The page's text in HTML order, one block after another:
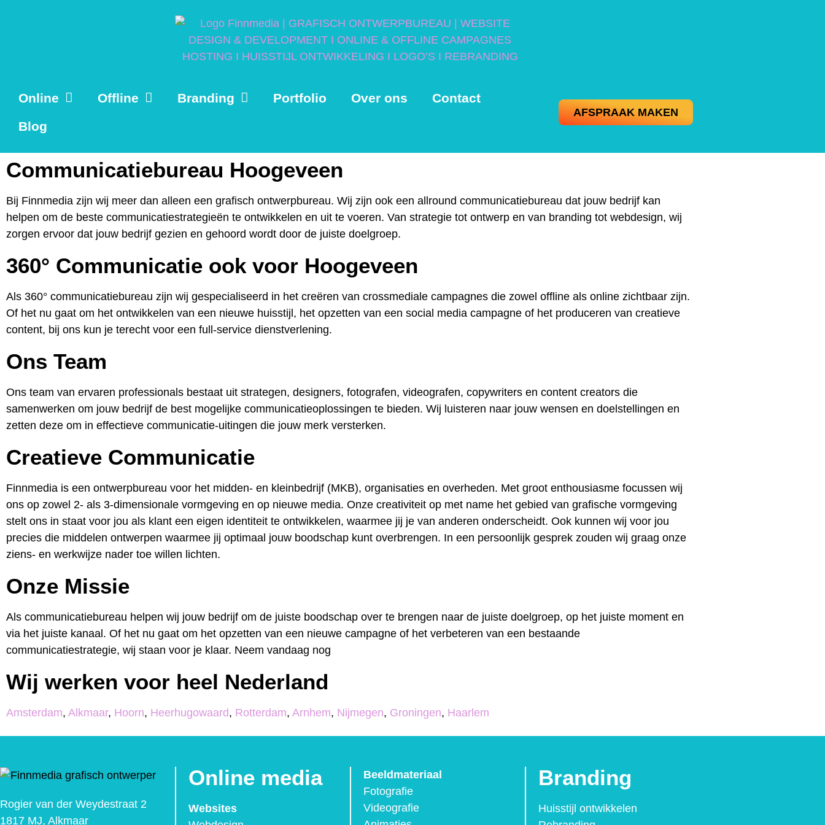
Online Offline Branding Portfolio Over ons Contact
Blog
AFSPRAAK MAKEN
Communicatiebureau Hoogeveen
Bij Finnmedia zijn wij meer dan alleen een grafisch ontwerpbureau. Wij zijn ook een allround communicatiebureau dat jouw bedrijf kan
helpen om de beste communicatiestrategieën te ontwikkelen en uit te voeren. Van strategie tot ontwerp en van branding tot webdesign, wij
zorgen ervoor dat jouw bedrijf gezien en gehoord wordt door de juiste doelgroep.
360° Communicatie ook voor Hoogeveen
Als 360° communicatiebureau zijn wij gespecialiseerd in het creëren van crossmediale campagnes die zowel offline als online zichtbaar zijn.
Of het nu gaat om het ontwikkelen van een nieuwe huisstijl, het opzetten van een social media campagne of het produceren van creatieve
content, bij ons kun je terecht voor een full-service dienstverlening.
Ons Team
Ons team van ervaren professionals bestaat uit strategen, designers, fotografen, videografen, copywriters en content creators die
samenwerken om jouw bedrijf de best mogelijke communicatieoplossingen te bieden. Wij luisteren naar jouw wensen en doelstellingen en
zetten deze om in effectieve communicatie-uitingen die jouw merk versterken.
Creatieve Communicatie
Finnmedia is een ontwerpbureau voor het midden- en kleinbedrijf (MKB), organisaties en overheden. Met groot enthousiasme focussen wij
ons op zowel 2- als 3-dimensionale vormgeving en op nieuwe media. Onze creativiteit op met name het gebied van grafische vormgeving
stelt ons in staat voor jou als klant een eigen identiteit te ontwikkelen, waarmee jij je van anderen onderscheidt. Ook kunnen wij voor jou
precies die middelen ontwerpen waarmee jij optimaal jouw boodschap kunt overbrengen. In een persoonlijk gesprek zouden wij graag onze
ziens- en werkwijze nader toe willen lichten.
Onze Missie
Als communicatiebureau helpen wij jouw bedrijf om de juiste boodschap over te brengen naar de juiste doelgroep, op het juiste moment en
via het juiste kanaal. Of het nu gaat om het opzetten van een nieuwe campagne of het verbeteren van een bestaande
communicatiestrategie, wij staan voor je klaar. Neem vandaag nog
Wij werken voor heel Nederland
Amsterdam, Alkmaar, Hoorn, Heerhugowaard, Rotterdam, Arnhem, Nijmegen, Groningen, Haarlem
Rogier van der Weydestraat 2
1817 MJ, Alkmaar
Online media
Websites
Beeldmateriaal
Fotografie
Videografie
Branding
Huisstijl ontwikkelen